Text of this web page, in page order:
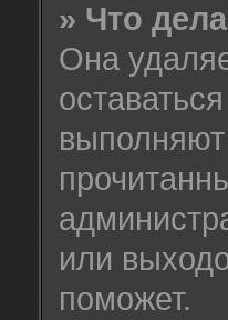
» Что
Она
или
поможет.